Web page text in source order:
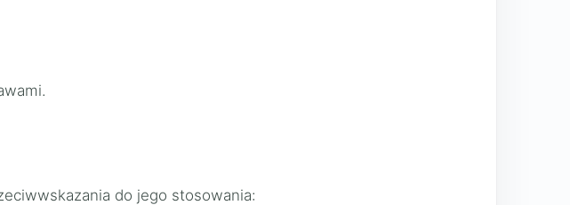
do jego stosowania: